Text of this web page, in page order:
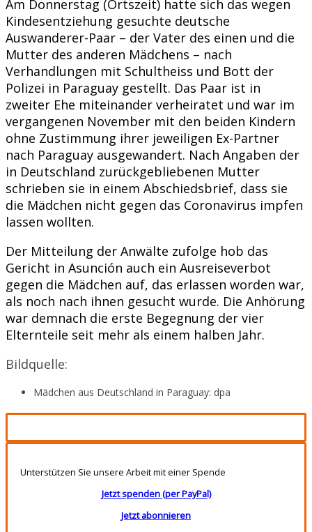
Am Donnerstag (Ortszeit) hatte sich das wegen
Kindesentziehung gesuchte deutsche
Auswanderer-Paar – der Vater des einen und die
Mutter des anderen Mädchens – nach
Verhandlungen mit Schultheiss und Bott der
Polizei in Paraguay gestellt. Das Paar ist in
zweiter Ehe miteinander verheiratet und war im
vergangenen November mit den beiden Kindern
ohne Zustimmung ihrer jeweiligen Ex-Partner
nach Paraguay ausgewandert. Nach Angaben der
in Deutschland zurückgebliebenen Mutter
schrieben sie in einem Abschiedsbrief, dass sie
die Mädchen nicht gegen das Coronavirus impfen
lassen wollten.
Der Mitteilung der Anwälte zufolge hob das
Gericht in Asunción auch ein Ausreiseverbot
gegen die Mädchen auf, das erlassen worden war,
als noch nach ihnen gesucht wurde. Die Anhörung
war demnach die erste Begegnung der vier
Elternteile seit mehr als einem halben Jahr.
Bildquelle:
Mädchen aus Deutschland in Paraguay: dpa
Unterstützen Sie unsere Arbeit mit einer Spende
Jetzt spenden (per PayPal)
Jetzt abonnieren